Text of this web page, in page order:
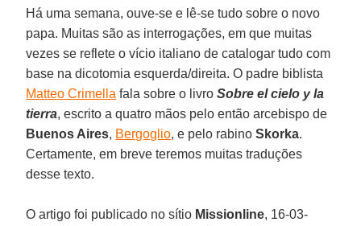
Há uma semana, ouve-se e lê-se tudo sobre o novo
papa. Muitas são as interrogações, em que muitas
vezes se reflete o vício italiano de catalogar tudo com
base na dicotomia esquerda/direita. O padre biblista
Matteo Crimella fala sobre o livroSobre el cielo y la
tierra, escrito a quatro mãos pelo então arcebispo de
Buenos Aires, Bergoglio, e pelo rabinoSkorka.
Certamente, em breve teremos muitas traduções
desse texto.
O artigo foi publicado no sítio Missionline, 16-03-